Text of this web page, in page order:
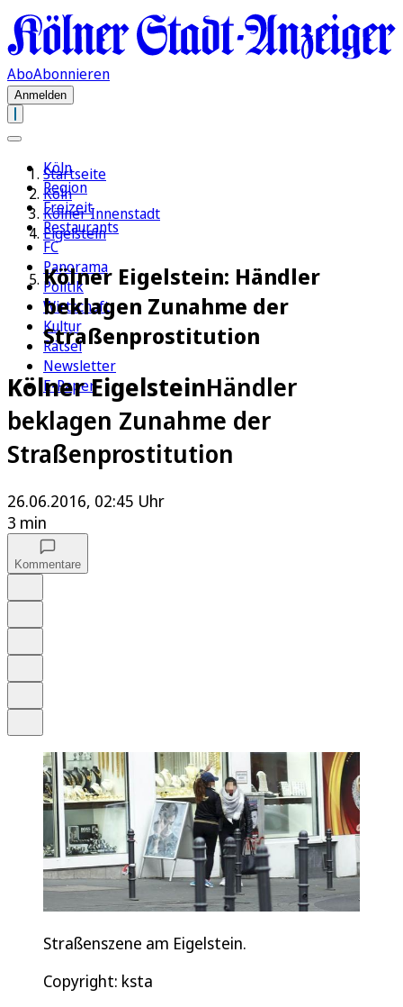
AboAbonnieren
Anmelden
Köln
Region
Freizeit
Restaurants
FC
Panorama
Politik
Wirtschaft
Kultur
Rätsel
Newsletter
E-Paper
Startseite
Köln
Kölner Innenstadt
Eigelstein
Kölner Eigelstein: Händler
beklagen Zunahme der
Straßenprostitution
Kölner EigelsteinHändler
beklagen Zunahme der
Straßenprostitution
26.06.2016, 02:45 Uhr
3 min
Kommentare
Straßenszene am Eigelstein.
Copyright: ksta